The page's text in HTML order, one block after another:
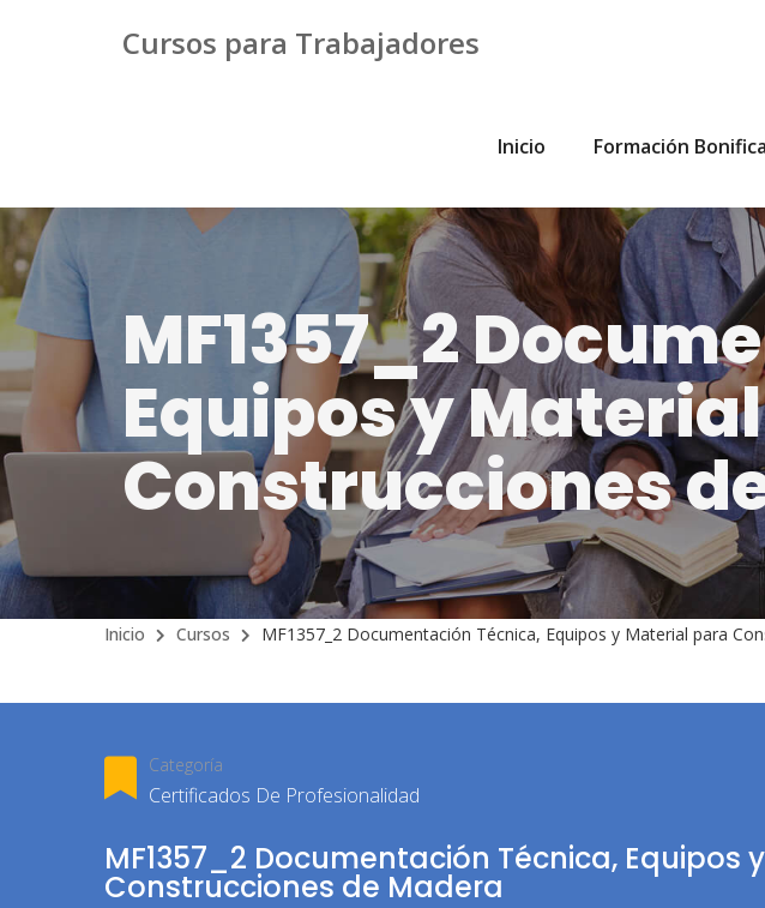
Cursos para Trabajadores
Inicio Formación
MF1357_2
Equipos y
Construcciones
Inicio Cursos MF1357_2 Documentación Técnica, Equipos y Material para
Categoría
Certificados De Profesionalidad
MF1357_2 Documentación Técnica, Equipos
Construcciones de Madera